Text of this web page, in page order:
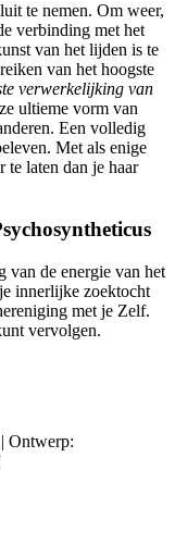
te nemen. Om weer,
verbinding met het
van het lijden is te
van het hoogste
verwerkelijking van
ultieme vorm van
Een volledig
Met als enige
te laten dan je haar
van de energie van het
innerlijke zoektocht
met je Zelf.
vervolgen.
Ontwerp: